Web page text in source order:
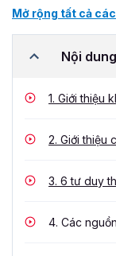
Mở rộng tất cả
Nội
1. Giới thiệu
2. Giới thiệu
3. 6 tư duy
4. Các